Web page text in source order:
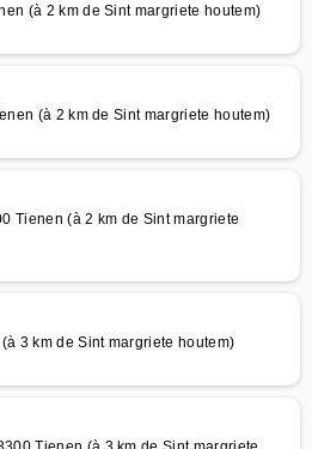
(à 2 km de Sint margriete houtem)
(à 2 km de Sint margriete houtem)
Tienen (à 2 km de Sint margriete
3 km de Sint margriete houtem)